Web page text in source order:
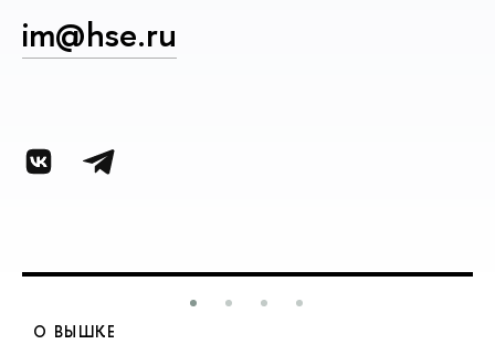
im@hse.ru
О ВЫШКЕ